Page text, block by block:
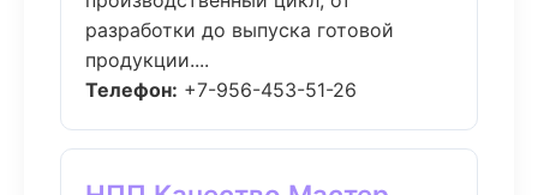
разработки до выпуска готовой
продукции....
Телефон: +7-956-453-51-26